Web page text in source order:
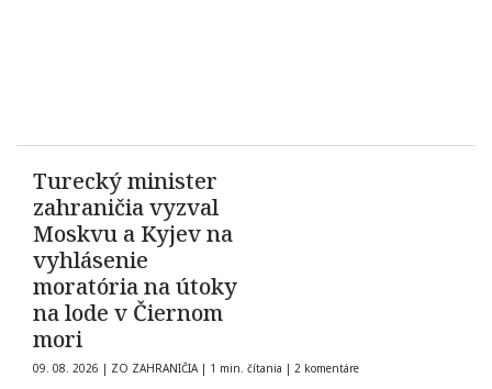
Turecký minister
zahraničia vyzval
Moskvu a Kyjev na
vyhlásenie
moratória na útoky
na lode v Čiernom
mori
09. 08. 2026 | ZO ZAHRANIČIA | 1 min. čítania | 2 komentáre